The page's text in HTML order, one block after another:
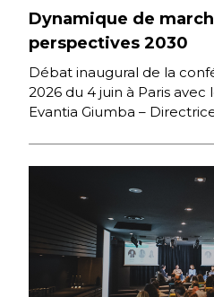
Dynamique de
perspectives 2030
Débat inaugural de la
2026 du 4 juin à Paris avec
Evantia Giumba –